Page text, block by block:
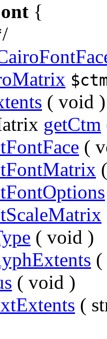
{
( void )
getCtm
(
( void )
(
( void )
(